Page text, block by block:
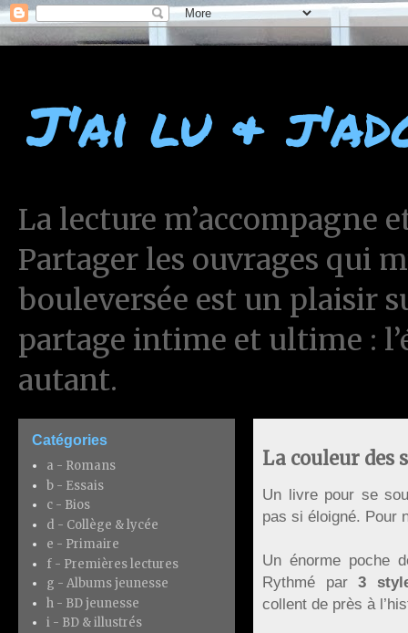
J'ai lu &
La lecture m’accompagne
Partager les ouvrages qui
bouleversée est un plaisir
partage intime et ultime :
autant.
La couleur des
Un livre pour se
pas si éloigné. Pour
Un énorme poche
Rythmé par 3
collent de près à
Catégories
a - Romans
b - Essais
c - Bios
d - Collège & lycée
e - Primaire
f - Premières lectures
g - Albums jeunesse
h - BD jeunesse
i - BD & illustrés